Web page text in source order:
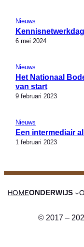
Nieuws
6 mei 2024
Nieuws
Het Nationaal
van start
9 februari 2023
Nieuws
Een intermediair
1 februari 2023
HOMEONDERWIJS
© 2017 –